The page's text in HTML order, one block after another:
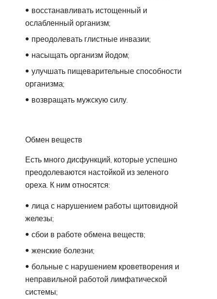
восстанавливать истощенный и
ослабленный организм;
преодолевать глистные инвазии;
насыщать организм йодом;
улучшать пищеварительные способности
организма;
возвращать мужскую силу.
Обмен веществ
Есть много дисфункций, которые успешно
преодолеваются настойкой из зеленого
ореха. К ним относятся:
лица с нарушением работы щитовидной
железы;
сбои в работе обмена веществ;
женские болезни;
больные с нарушением кроветворения и
неправильной работой лимфатической
системы;